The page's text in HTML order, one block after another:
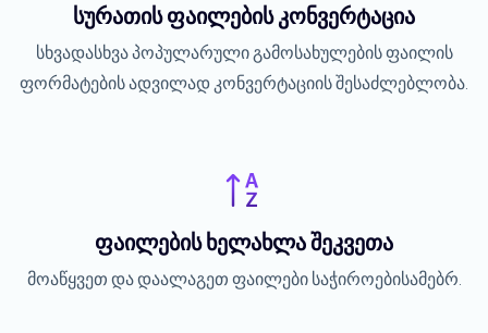
სურათის ფაილების კონვერტაცია
სხვადასხვა პოპულარული გამოსახულების ფაილის
ფორმატების ადვილად კონვერტაციის შესაძლებლობა.
ფაილების ხელახლა შეკვეთა
მოაწყვეთ და დაალაგეთ ფაილები საჭიროებისამებრ.